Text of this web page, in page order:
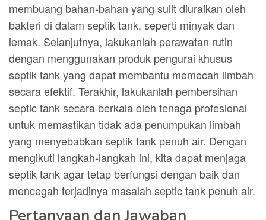
membuang bahan-bahan yang sulit diuraikan oleh
bakteri di dalam septik tank, seperti minyak dan
lemak. Selanjutnya, lakukanlah perawatan rutin
dengan menggunakan produk pengurai khusus
septik tank yang dapat membantu memecah limbah
secara efektif. Terakhir, lakukanlah pembersihan
septic tank secara berkala oleh tenaga profesional
untuk memastikan tidak ada penumpukan limbah
yang menyebabkan septik tank penuh air. Dengan
mengikuti langkah-langkah ini, kita dapat menjaga
septik tank agar tetap berfungsi dengan baik dan
mencegah terjadinya masalah septic tank penuh air.
Pertanyaan dan Jawaban